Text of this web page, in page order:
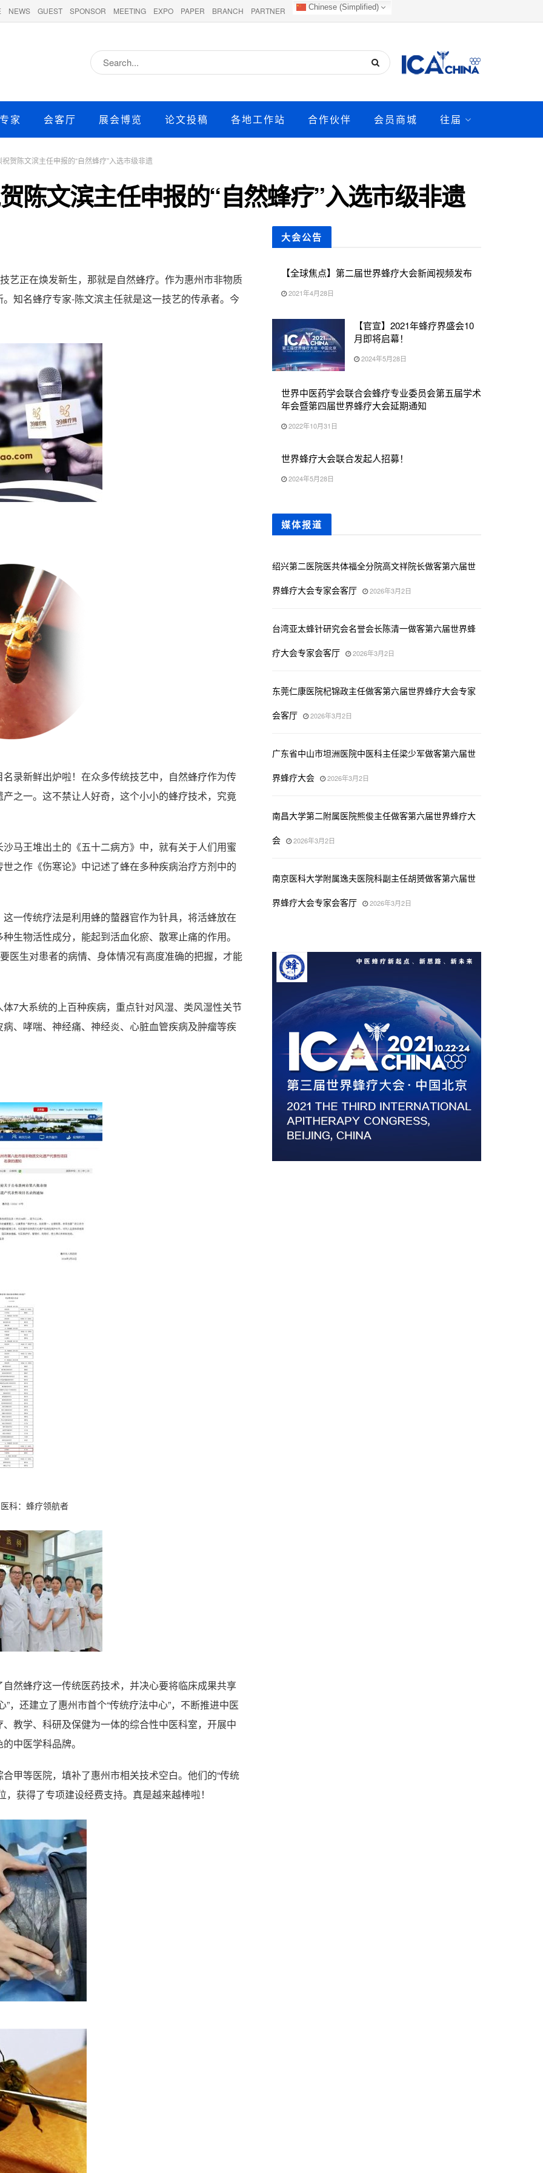
NEWS GUEST SPONSOR MEETING EXPO PAPER BRANCH PARTNER Chinese (Simplified)
家 会客厅 展会博览 论文投稿 各地工作站 合作伙伴 会员商城 往届
贺陈文滨主任申报的“自然蜂疗”入选市级非遗
陈文滨主任申报的“自然蜂疗”入选市级非遗
艺正在焕发新生，那就是自然蜂疗。作为惠州市非物质
知名蜂疗专家-陈文滨主任就是这一技艺的传承者。今
录新鲜出炉啦！在众多传统技艺中，自然蜂疗作为传
之一。这不禁让人好奇，这个小小的蜂疗技术，究竟
马王堆出土的《五十二病方》中，就有关于人们用蜜
之作《伤寒论》中记述了蜂在多种疾病治疗方剂中的
一传统疗法是利用蜂的螫器官作为针具，将活蜂放在
生物活性成分，能起到活血化瘀、散寒止痛的作用。
医生对患者的病情、身体情况有高度准确的把握，才能
7大系统的上百种疾病，重点针对风湿、类风湿性关节
、哮喘、神经痛、神经炎、心脏血管疾病及肿瘤等疾
科：蜂疗领航者
然蜂疗这一传统医药技术，并决心要将临床成果共享
，还建立了惠州市首个“传统疗法中心”，不断推进中医
教学、科研及保健为一体的综合性中医科室，开展中
中医学科品牌。
甲等医院，填补了惠州市相关技术空白。他们的“传统
获得了专项建设经费支持。真是越来越棒啦！
大会公告
【全球焦点】第二届世界蜂疗大会新闻视频发布
2021年4月28日
【官宣】2021年蜂疗界盛会10
月即将启幕！
2024年5月28日
世界中医药学会联合会蜂疗专业委员会第五届学术
年会暨第四届世界蜂疗大会延期通知
2022年10月31日
世界蜂疗大会联合发起人招募！
2024年5月28日
媒体报道
绍兴第二医院医共体福全分院高文祥院长做客第六届世
界蜂疗大会专家会客厅
2026年3月2日
台湾亚太蜂针研究会名誉会长陈清一做客第六届世界蜂
疗大会专家会客厅
2026年3月2日
东莞仁康医院杞锦政主任做客第六届世界蜂疗大会专家
会客厅
2026年3月2日
广东省中山市坦洲医院中医科主任梁少军做客第六届世
界蜂疗大会
2026年3月2日
南昌大学第二附属医院熊俊主任做客第六届世界蜂疗大
会
2026年3月2日
南京医科大学附属逸夫医院科副主任胡赟做客第六届世
界蜂疗大会专家会客厅
2026年3月2日